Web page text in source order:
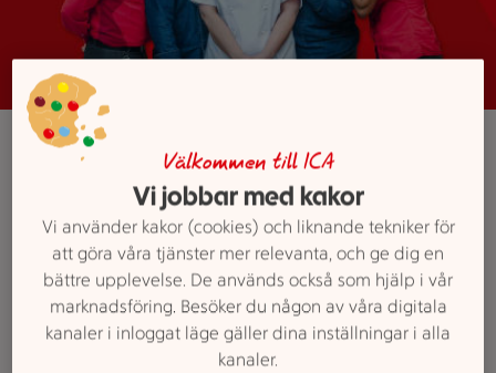
onlinebutik!
Passa på att storhandla online och
få tid över till annat. Klicka hem
hela veckans mat och låt oss göra
jobbet.
Välkommen till ICA
Vi jobbar med kakor
Vi använder kakor (cookies) och liknande tekniker för
att göra våra tjänster mer relevanta, och ge dig en
bättre upplevelse. De används också som hjälp i vår
marknadsföring. Besöker du någon av våra digitala
kanaler i inloggat läge gäller dina inställningar i alla
kanaler.